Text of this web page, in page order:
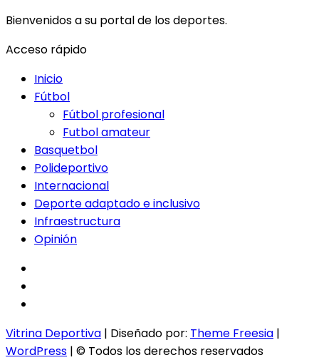
Bienvenidos a su portal de los deportes.
Acceso rápido
Inicio
Fútbol
Fútbol profesional
Futbol amateur
Basquetbol
Polideportivo
Internacional
Deporte adaptado e inclusivo
Infraestructura
Opinión
Vitrina Deportiva | Diseñado por: Theme Freesia |
WordPress | © Todos los derechos reservados